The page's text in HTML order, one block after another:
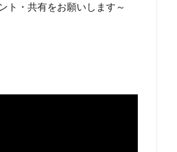
ト・共有をお願いします～